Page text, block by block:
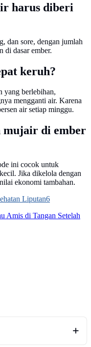
harus diberi
dan sore, dengan jumlah
di dasar ember.
keruh?
yang berlebihan,
mengganti air. Karena
air setiap minggu.
mujair di ember
ini cocok untuk
Jika dikelola dengan
ekonomi tambahan.
Liputan6
Amis di Tangan Setelah